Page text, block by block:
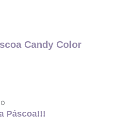
Candy Color
Páscoa!!!